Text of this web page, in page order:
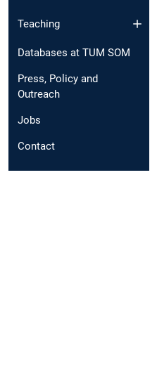
Teaching
Databases at TUM SOM
Press, Policy and
Outreach
Jobs
Contact